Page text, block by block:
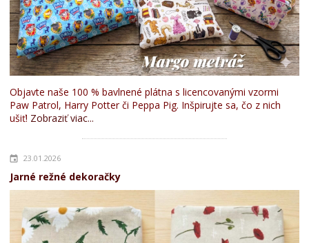
Objavte naše 100 % bavlnené plátna s licencovanými vzormi
Paw Patrol, Harry Potter či Peppa Pig. Inšpirujte sa, čo z nich
ušiť! Zobraziť viac...
23.01.2026
Jarné režné dekoračky